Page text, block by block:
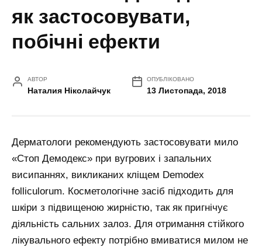
як застосовувати,
побічні ефекти
АВТОР
Наталия Ніколайчук
ОПУБЛІКОВАНО
13 Листопада, 2018
Дерматологи рекомендують застосовувати мило
«Стоп Демодекс» при вугрових і запальних
висипаннях, викликаних кліщем Demodex
folliculorum. Косметологічне засіб підходить для
шкіри з підвищеною жирністю, так як пригнічує
діяльність сальних залоз. Для отримання стійкого
лікувального ефекту потрібно вмиватися милом не